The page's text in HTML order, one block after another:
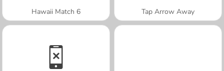
Hawaii Match 6 Tap Arrow Away